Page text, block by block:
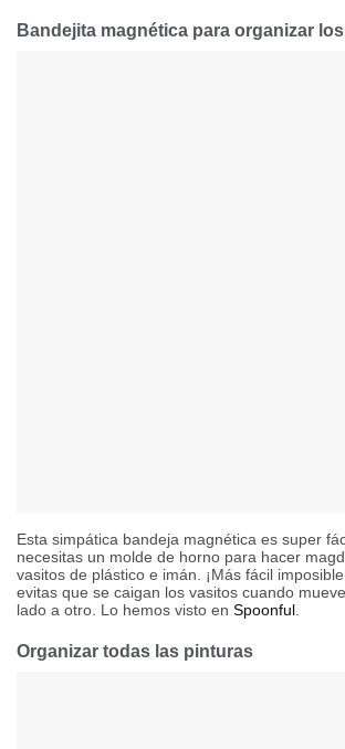
Bandejita magnética para organizar
Esta simpática bandeja magnética es super
necesitas un molde de horno para hacer
vasitos de plástico e imán. ¡Más fácil
evitas que se caigan los vasitos cuando
lado a otro. Lo hemos visto en Spoonful .
Organizar todas las pinturas